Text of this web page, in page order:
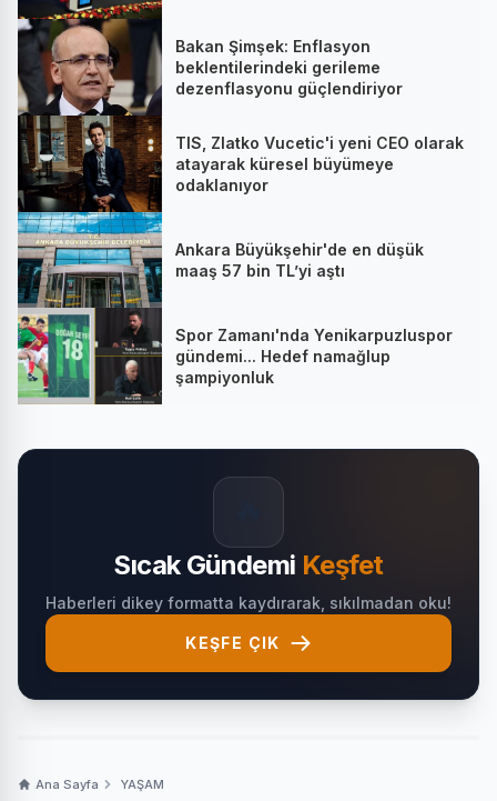
Bakan Şimşek: Enflasyon
beklentilerindeki gerileme
dezenflasyonu güçlendiriyor
TIS, Zlatko Vucetic'i yeni CEO olarak
atayarak küresel büyümeye
odaklanıyor
Ankara Büyükşehir'de en düşük
maaş 57 bin TL’yi aştı
Spor Zamanı'nda Yenikarpuzluspor
gündemi... Hedef namağlup
şampiyonluk
Sıcak Gündemi Keşfet
Haberleri dikey formatta kaydırarak, sıkılmadan oku!
KEŞFE ÇIK
Ana Sayfa YAŞAM